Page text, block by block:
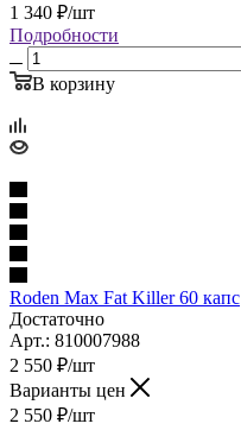
1 340 ₽/шт
Подробности
В корзину
Roden Max Fat Killer 60 капс
Достаточно
Арт.: 810007988
2 550 ₽/шт
Варианты цен
2 550 ₽/шт